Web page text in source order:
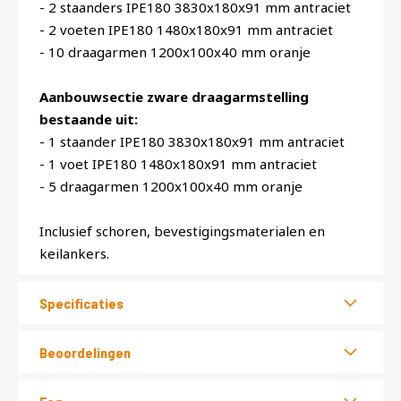
- 2 staanders IPE180 3830x180x91 mm antraciet
- 2 voeten IPE180 1480x180x91 mm antraciet
- 10 draagarmen 1200x100x40 mm oranje
Aanbouwsectie zware draagarmstelling
bestaande uit:
- 1 staander IPE180 3830x180x91 mm antraciet
- 1 voet IPE180 1480x180x91 mm antraciet
- 5 draagarmen 1200x100x40 mm oranje
Inclusief schoren, bevestigingsmaterialen en
keilankers.
Specificaties
Beoordelingen